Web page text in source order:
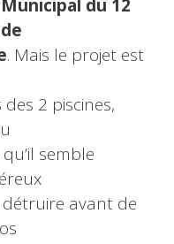
du 12
. Mais le projet est
2 piscines,
semble
avant de